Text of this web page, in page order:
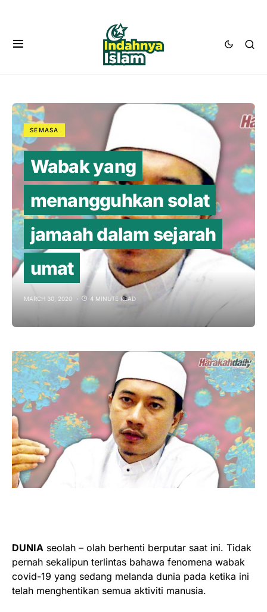
SEMASA
Wabak yang
menangguhkan solat
jamaah dalam sejarah
umat
MARCH 30, 2020 4 MINUTE READ
DUNIA seolah – olah berhenti berputar saat ini. Tidak
pernah sekalipun terlintas bahawa fenomena wabak
covid-19 yang sedang melanda dunia pada ketika ini
telah menghentikan semua aktiviti manusia.